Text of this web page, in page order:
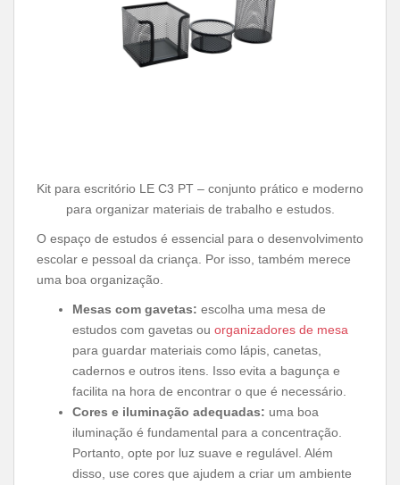
Kit para escritório LE C3 PT – conjunto prático e moderno
para organizar materiais de trabalho e estudos.
O espaço de estudos é essencial para o desenvolvimento
escolar e pessoal da criança. Por isso, também merece
uma boa organização.
Mesas com gavetas: escolha uma mesa de
estudos com gavetas ou organizadores de mesa
para guardar materiais como lápis, canetas,
cadernos e outros itens. Isso evita a bagunça e
facilita na hora de encontrar o que é necessário.
Cores e iluminação adequadas: uma boa
iluminação é fundamental para a concentração.
Portanto, opte por luz suave e regulável. Além
disso, use cores que ajudem a criar um ambiente